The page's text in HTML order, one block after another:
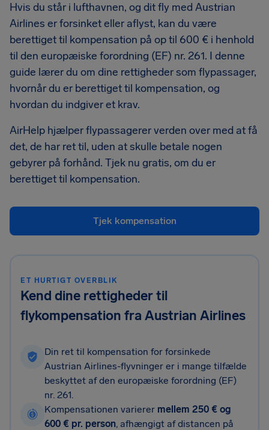
Hvis du står i lufthavnen, og dit fly med Austrian
Airlines er forsinket eller aflyst, kan du være
berettiget til kompensation på op til 600 € i henhold
til den europæiske forordning (EF) nr. 261. I denne
guide lærer du om dine rettigheder som flypassager,
hvornår du er berettiget til kompensation, og
hvordan du indgiver et krav.
AirHelp hjælper flypassagerer verden over med at få
det, de har ret til, uden at skulle betale nogen
gebyrer på forhånd. Tjek nu gratis, om du er
berettiget til kompensation.
Tjek kompensation
ET HURTIGT OVERBLIK
Kend dine rettigheder til
flykompensation fra Austrian Airlines
Din ret til kompensation for forsinkede
Austrian Airlines-flyvninger er i mange tilfælde
beskyttet af den europæiske forordning (EF)
nr. 261.
Kompensationen varierer mellem 250 € og
600 € pr. person, afhængigt af distancen på